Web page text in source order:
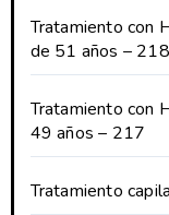
Tratamiento con
de 51 años – 218
Tratamiento con
49 años – 217
Tratamiento